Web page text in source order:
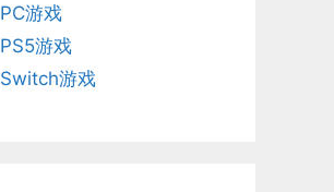
PC游戏
PS5游戏
Switch游戏